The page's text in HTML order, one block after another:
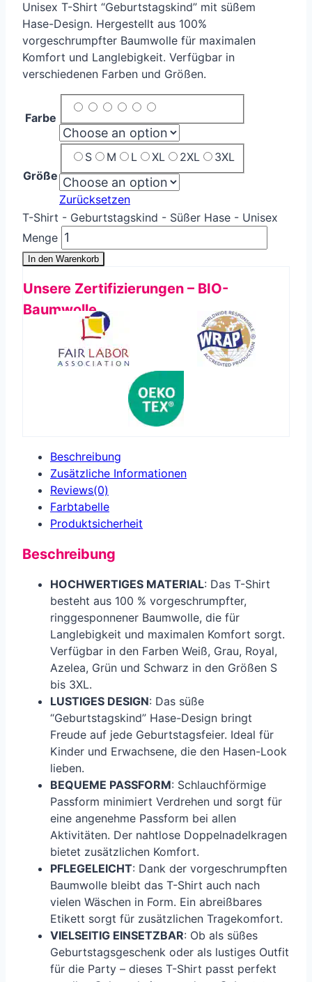
Unisex T-Shirt “Geburtstagskind” mit süßem
Hase-Design. Hergestellt aus 100%
vorgeschrumpfter Baumwolle für maximalen
Komfort und Langlebigkeit. Verfügbar in
verschiedenen Farben und Größen.
Farbe
Größe
S M L XL 2XL 3XL
Zurücksetzen
T-Shirt - Geburtstagskind - Süßer Hase - Unisex
Menge
In den Warenkorb
Unsere Zertifizierungen – BIO-
Baumwolle
Beschreibung
Zusätzliche Informationen
Reviews(0)
Farbtabelle
Produkt­sicherheit
Beschreibung
HOCHWERTIGES MATERIAL: Das T-Shirt
besteht aus 100 % vorgeschrumpfter,
ringgesponnener Baumwolle, die für
Langlebigkeit und maximalen Komfort sorgt.
Verfügbar in den Farben Weiß, Grau, Royal,
Azelea, Grün und Schwarz in den Größen S
bis 3XL.
LUSTIGES DESIGN: Das süße
“Geburtstagskind” Hase-Design bringt
Freude auf jede Geburtstagsfeier. Ideal für
Kinder und Erwachsene, die den Hasen-Look
lieben.
BEQUEME PASSFORM: Schlauchförmige
Passform minimiert Verdrehen und sorgt für
eine angenehme Passform bei allen
Aktivitäten. Der nahtlose Doppelnadelkragen
bietet zusätzlichen Komfort.
PFLEGELEICHT: Dank der vorgeschrumpften
Baumwolle bleibt das T-Shirt auch nach
vielen Wäschen in Form. Ein abreißbares
Etikett sorgt für zusätzlichen Tragekomfort.
VIELSEITIG EINSETZBAR: Ob als süßes
Geburtstagsgeschenk oder als lustiges Outfit
für die Party – dieses T-Shirt passt perfekt